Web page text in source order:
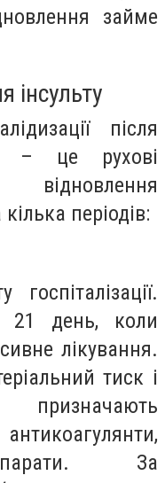
займе
інсульту
після
– це рухові
періодів:
21 день, коли
лікування.
тиск і
призначають
За